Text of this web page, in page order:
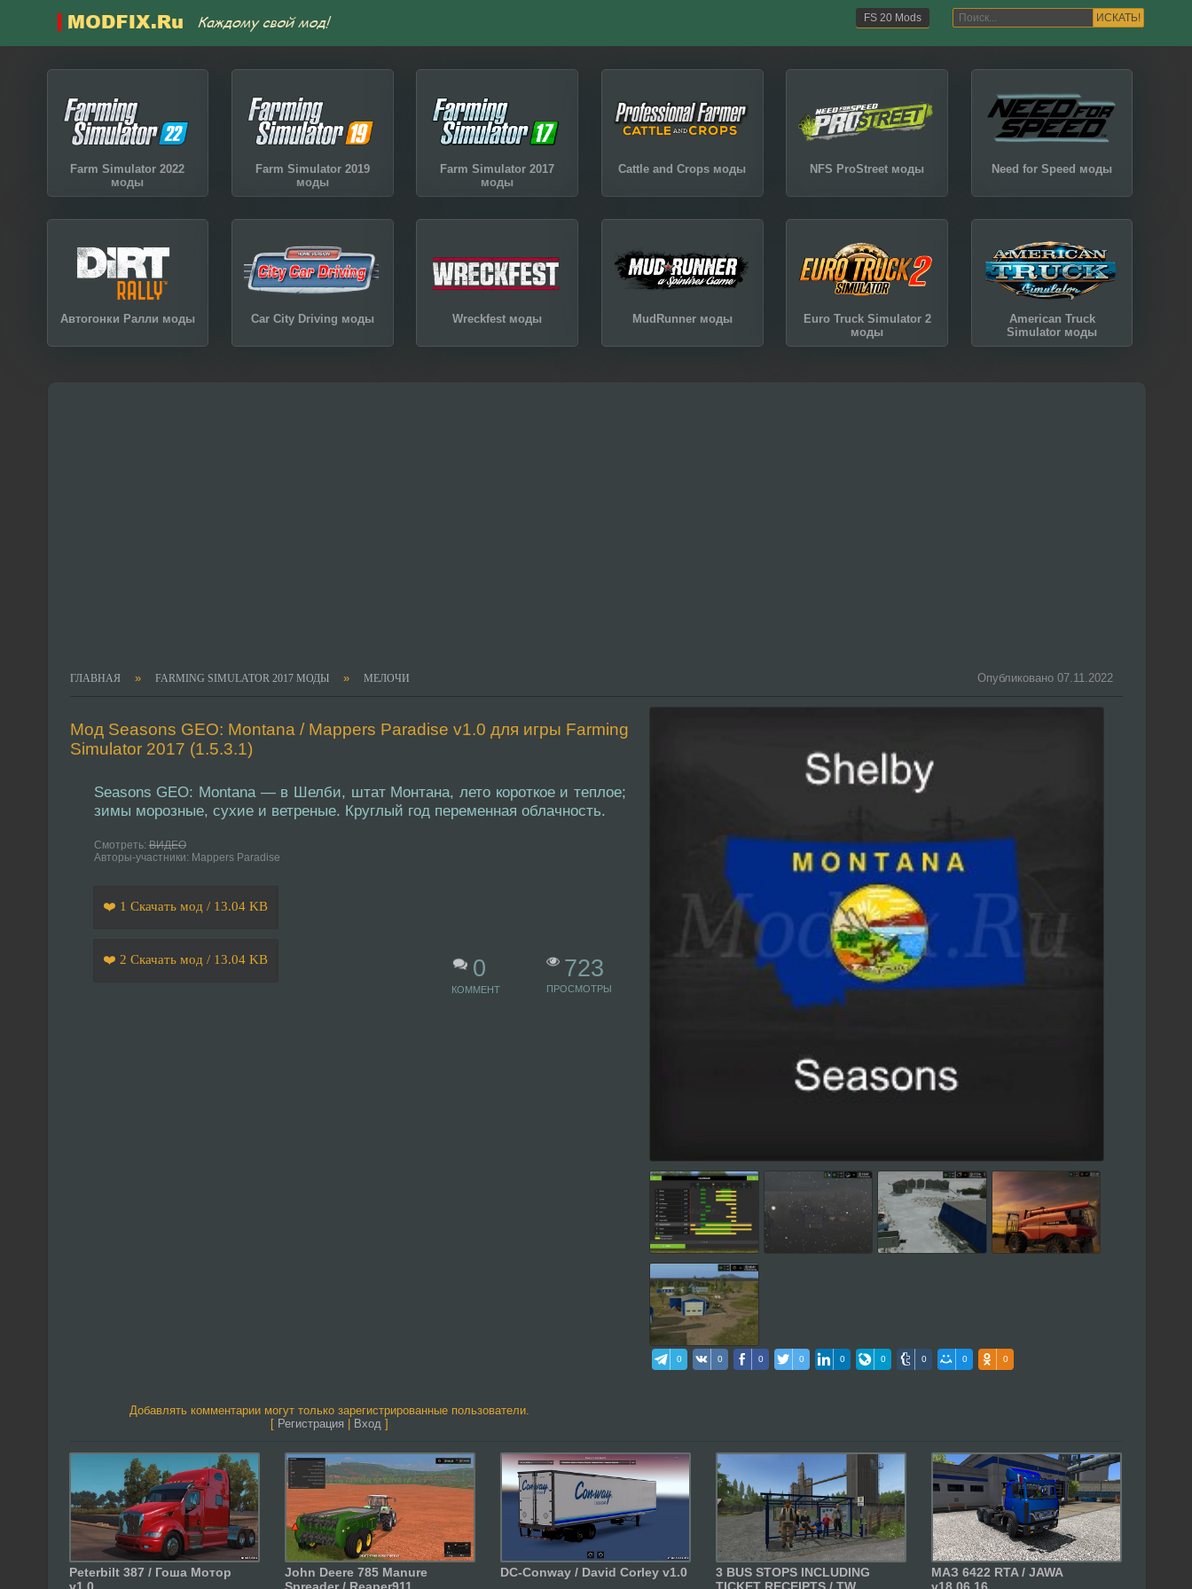
ИСКАТЬ!
FS 20 Mods
Farm Simulator 2022
моды
Farm Simulator 2019
моды
Farm Simulator 2017
моды
Cattle and Crops моды NFS ProStreet моды Need for Speed моды
Автогонки Ралли моды Car City Driving моды Wreckfest моды MudRunner моды
Euro Truck Simulator 2
моды
American Truck
Simulator моды
ГЛАВНАЯ » FARMING SIMULATOR 2017 МОДЫ » МЕЛОЧИ Опубликовано 07.11.2022
Мод Seasons GEO: Montana / Mappers Paradise v1.0 для игры Farming
Simulator 2017 (1.5.3.1)
Seasons GEO: Montana — в Шелби, штат Монтана, лето короткое и теплое;
зимы морозные, сухие и ветреные. Круглый год переменная облачность.
Смотреть: ВИДЕО
Авторы-участники: Mappers Paradise
❤️ 1 Скачать мод / 13.04 KB
❤️ 2 Скачать мод / 13.04 KB 0
КОММЕНТ
723
ПРОСМОТРЫ
0 0 0 0 0 0 0 0 0
Добавлять комментарии могут только зарегистрированные пользователи.
[ Регистрация Вход ]
Peterbilt 387 / Гоша Мотор
John Deere 785 Manure
DC-Conway / David Corley v1.0
3 BUS STOPS INCLUDING
МАЗ 6422 RTA / JAWA